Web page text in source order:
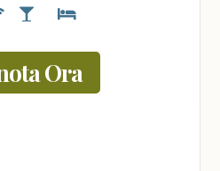
Ora